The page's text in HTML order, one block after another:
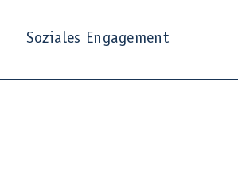
Soziales Engagement